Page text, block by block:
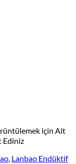
için Alt
Ediniz
, Lanbao Endüktif